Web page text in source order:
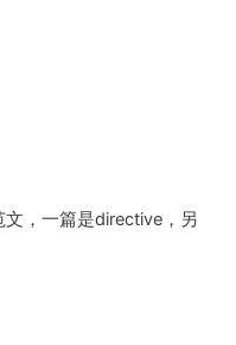
，一篇是directive，另